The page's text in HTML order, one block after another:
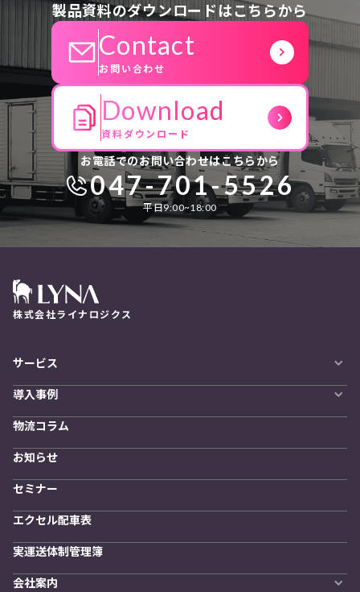
製品資料のダウンロードはこちらから
Contact
お問い合わせ
Download
資料ダウンロード
お電話でのお問い合わせはこちらから
047-701-5526
平日9:00~18:00
株式会社ライナロジクス
サービス
LYNA DXプラットフォーム
発着管理オプション
訪問計画
物流拠点最適化
開発者向けサービス
導入事例
導入をご検討の方へ
物流コラム
お知らせ
セミナー
エクセル配車表
実運送体制管理簿
会社案内